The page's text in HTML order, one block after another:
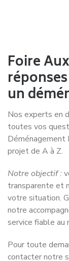
Foire
un
Nos experts en
toutes vos
Déménagement
projet de A à Z.
Notre objectif :
transparente et
votre situation.
notre
service fiable
Pour toute
contacter notre